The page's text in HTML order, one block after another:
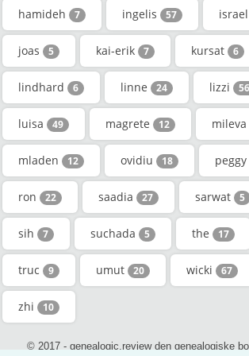
hamideh 7 ingelis 57 israel
joas 5 kai-erik 7 kursat 6
lindhard 6 linne 24 lizzi
luisa 49 magrete 12 mileva
mladen 12 ovidiu 18 peggy
ron 22 saadia 27 sarwat 5
sih 7 suchada 5 the 17
truc 9 umut 20 wicki 67
zhi 10
© 2017 - genealogic.review den genealogiske